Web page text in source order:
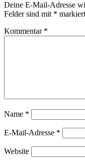
Deine E-Mail-Adresse
Felder sind mit * markiert
Kommentar *
Name *
E-Mail-Adresse *
Website